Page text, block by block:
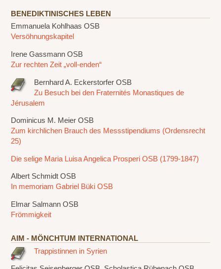
BENEDIKTINISCHES LEBEN
Emmanuela Kohlhaas OSB
Versöhnungskapitel
Irene Gassmann OSB
Zur rechten Zeit „voll-enden“
Bernhard A. Eckerstorfer OSB
Zu Besuch bei den Fraternités Monastiques de
Jérusalem
Dominicus M. Meier OSB
Zum kirchlichen Brauch des Messstipendiums (Ordensrecht
25)
Die selige Maria Luisa Angelica Prosperi OSB (1799-1847)
Albert Schmidt OSB
In memoriam Gabriel Büki OSB
Elmar Salmann OSB
Frömmigkeit
AIM - MÖNCHTUM INTERNATIONAL
Trappistinnen in Syrien